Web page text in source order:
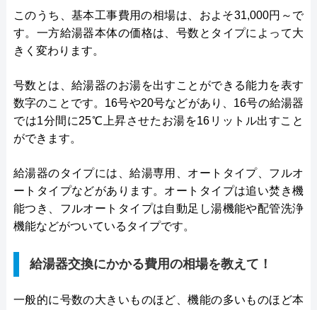
このうち、基本工事費用の相場は、およそ31,000円～で
す。一方給湯器本体の価格は、号数とタイプによって大
きく変わります。
号数とは、給湯器のお湯を出すことができる能力を表す
数字のことです。16号や20号などがあり、16号の給湯器
では1分間に25℃上昇させたお湯を16リットル出すこと
ができます。
給湯器のタイプには、給湯専用、オートタイプ、フルオ
ートタイプなどがあります。オートタイプは追い焚き機
能つき、フルオートタイプは自動足し湯機能や配管洗浄
機能などがついているタイプです。
給湯器交換にかかる費用の相場を教えて！
一般的に号数の大きいものほど、機能の多いものほど本